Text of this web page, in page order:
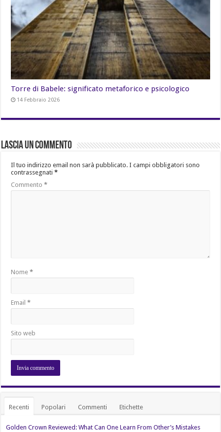
Torre di Babele: significato metaforico e psicologico
14 Febbraio 2026
Lascia un commento
Il tuo indirizzo email non sarà pubblicato. I campi obbligatori sono
contrassegnati*
Commento*
Nome*
Email*
Sito web
Recenti Popolari Commenti Etichette
Golden Crown Reviewed: What Can One Learn From Other’s Mistakes